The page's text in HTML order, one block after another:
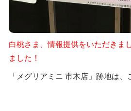
白桃さま、情報提供をいただきま
ました！
「メグリアミニ 市木店」跡地は、